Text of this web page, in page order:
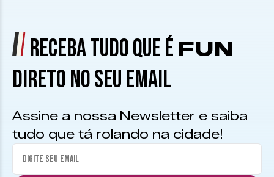
RECEBA TUDO QUE É FUN
DIRETO NO SEU EMAIL
Assine a nossa Newsletter e saiba
tudo que tá rolando na cidade!